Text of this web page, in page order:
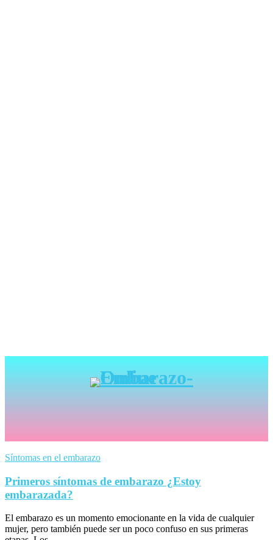
Síntomas en el embarazo
Primeros síntomas de embarazo ¿Estoy
embarazada?
El embarazo es un momento emocionante en la vida de cualquier
mujer, pero también puede ser un poco confuso en sus primeras